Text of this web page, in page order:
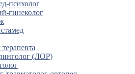
психолог
гинеколог
(ЛОР)